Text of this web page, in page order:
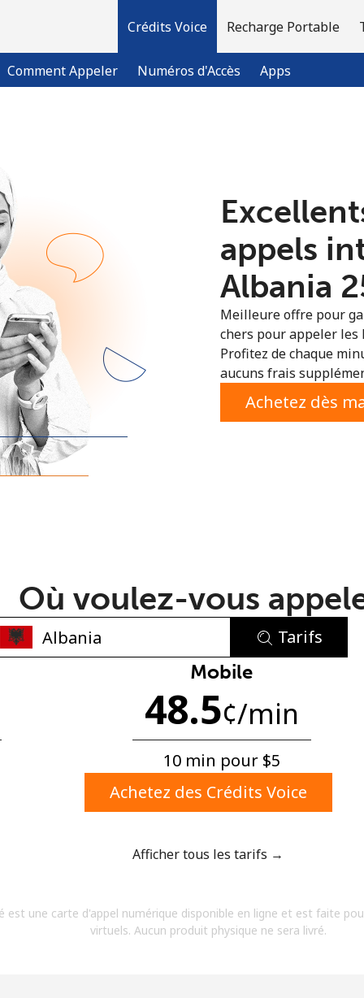
Crédits Voice
Comment Appeler Numéros d'Accès Apps
Recharge Portable
Vous avez déjà un compte?Connectez-vous →
S'enregistrer avec
Aucun mot de passe
8 caractères minimum
Une lettre majuscule et une lettre minuscule
Un caractère spécial
offres.
appels
Albania
Meilleure offre pour
chers pour appeler
Profitez de chaque
aucuns frais
Achetez dès
Où voulez-vous
Tarifs
Mobile
48.5¢/min
10 min pour ⁦$5⁩
Achetez des Crédits Voice
Afficher tous les tarifs →
est une carte d'appel numérique disponible en ligne et est faite
virtuels. Aucun produit physique ne sera livré.